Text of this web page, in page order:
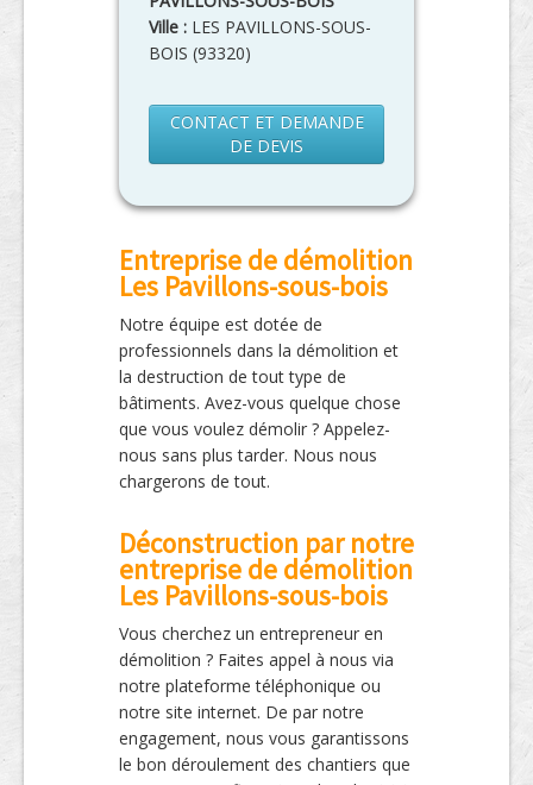
Ville : LES PAVILLONS-SOUS-
BOIS (93320)
CONTACT ET DEMANDE
DE DEVIS
Entreprise de démolition
Les Pavillons-sous-bois
Notre équipe est dotée de
professionnels dans la démolition et
la destruction de tout type de
bâtiments. Avez-vous quelque chose
que vous voulez démolir ? Appelez-
nous sans plus tarder. Nous nous
chargerons de tout.
Déconstruction par notre
entreprise de démolition
Les Pavillons-sous-bois
Vous cherchez un entrepreneur en
démolition ? Faites appel à nous via
notre plateforme téléphonique ou
notre site internet. De par notre
engagement, nous vous garantissons
le bon déroulement des chantiers que